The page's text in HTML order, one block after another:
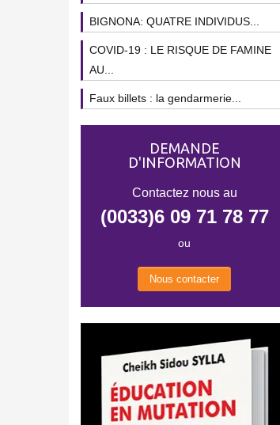
BIGNONA: QUATRE INDIVIDUS...
COVID-19 : LE RISQUE DE FAMINE
AU...
Faux billets : la gendarmerie...
DEMANDE
D'INFORMATION
Contactez nous au
(0033)6 09 71 78 77
ou
Nous contacter